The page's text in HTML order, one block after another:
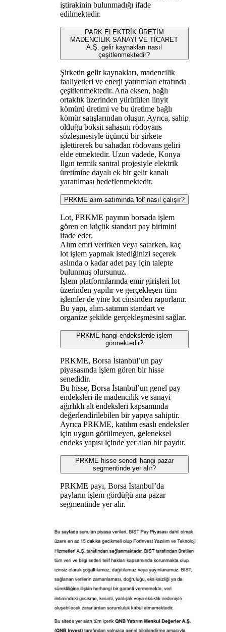
iştirakinin bulunmadığı ifade
edilmektedir.
PARK ELEKTRİK ÜRETİM
MADENCİLİK SANAYİ VE TİCARET
A.Ş. gelir kaynakları nasıl
çeşitlenmektedir?
Şirketin gelir kaynakları, madencilik
faaliyetleri ve enerji yatırımları etrafında
çeşitlenmektedir. Ana eksen, bağlı
ortaklık üzerinden yürütülen linyit
kömürü üretimi ve bu üretime bağlı
kömür satışlarından oluşur. Ayrıca, sahip
olduğu boksit sahasını rödovans
sözleşmesiyle üçüncü bir şirkete
işlettirerek bu sahadan rödovans geliri
elde etmektedir. Uzun vadede, Konya
Ilgın termik santral projesiyle elektrik
üretimine dayalı ek bir gelir kanalı
yaratılması hedeflenmektedir.
PRKME alım-satımında 'lot' nasıl çalışır?
Lot, PRKME payının borsada işlem
gören en küçük standart pay birimini
ifade eder.
Alım emri verirken veya satarken, kaç
lot işlem yapmak istediğinizi seçerek
aslında o kadar adet pay için talepte
bulunmuş olursunuz.
İşlem platformlarında emir girişleri lot
üzerinden yapılır ve gerçekleşen tüm
işlemler de yine lot cinsinden raporlanır.
Bu yapı, alım-satımın standart ve
organize şekilde gerçekleşmesini sağlar.
PRKME hangi endekslerde işlem
görmektedir?
PRKME, Borsa İstanbul’un pay
piyasasında işlem gören bir hisse
senedidir.
Bu hisse, Borsa İstanbul’un genel pay
endeksleri ile madencilik ve sanayi
ağırlıklı alt endeksleri kapsamında
değerlendirilebilen bir yapıya sahiptir.
Ayrıca PRKME, katılım esaslı endeksler
için uygun görülmeyen, geleneksel
endeks yapısı içinde yer alan bir paydır.
PRKME hisse senedi hangi pazar
segmentinde yer alır?
PRKME payı, Borsa İstanbul’da
payların işlem gördüğü ana pazar
segmentinde yer alır.